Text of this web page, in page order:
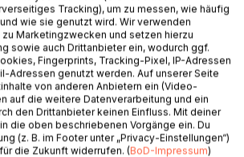
sich in erster Linie an Schülerinnen und
Oberstufe und
und Geschichtslehrer, steht aber
anderen Geschichtsinteressierten
Zeit von der Französischen
Ende des Zweiten Weltkriegs
Tracking), um zu messen, wie häufig
wie sie genutzt wird. Wir verwenden
Marketingzwecken und setzen hierzu
sowie auch Drittanbieter ein, wodurch ggf.
Fingerprints, Tracking-Pixel, IP-Adressen
Adressen genutzt werden. Auf unserer Seite
von anderen Anbietern ein (Video-
auf die weitere Datenverarbeitung und ein
den Drittanbieter keinen Einfluss. Mit deiner
die oben beschriebenen Vorgänge ein. Du
(z. B. im Footer unter „Privacy-Einstellungen“)
die Zukunft widerrufen. (BoD-Impressum)